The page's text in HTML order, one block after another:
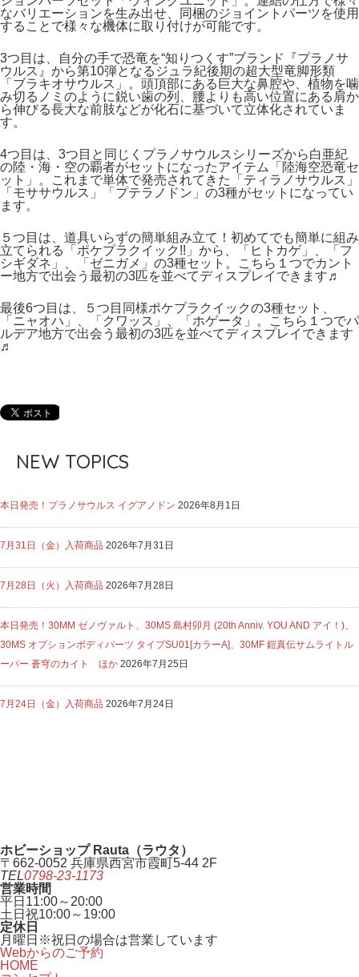
なバリエーションを生み出せ、同梱のジョイントパーツを使用
することで様々な機体に取り付けが可能です。
3つ目は、自分の手で恐竜を“知りつくす”ブランド『プラノサ
ウルス』から第10弾となるジュラ紀後期の超大型竜脚形類
「ブラキオサウルス」。頭頂部にある巨大な鼻腔や、植物を噛
み切るノミのように鋭い歯の列、腰よりも高い位置にある肩か
ら伸びる長大な前肢などが化石に基づいて立体化されていま
す。
4つ目は、3つ目と同じくプラノサウルスシリーズから白亜紀
の陸・海・空の覇者がセットになったアイテム「陸海空恐竜セ
ット」。これまで単体で発売されてきた「ティラノサウルス」
「モササウルス」「プテラノドン」の3種がセットになってい
ます。
５つ目は、道具いらずの簡単組み立て！初めてでも簡単に組み
立てられる「ポケプラクイック!!」から、「ヒトカゲ」、「フ
シギダネ」、「ゼニガメ」の3種セット。こちら１つでカント
ー地方で出会う最初の3匹を並べてディスプレイできます♬
最後6つ目は、５つ目同様ポケプラクイックの3種セット、
「ニャオハ」、「クワッス」、「ホゲータ」。こちら１つでパ
ルデア地方で出会う最初の3匹を並べてディスプレイできます
♬
NEW TOPICS
本日発売！プラノサウルス イグアノドン 2026年8月1日
7月31日（金）入荷商品 2026年7月31日
7月28日（火）入荷商品 2026年7月28日
本日発売！30MM ゼノヴァルト、30MS 島村卯月 (20th Anniv. YOU AND アイ！)、
30MS オプションボディパーツ タイプSU01[カラーA]、30MF 鎧真伝サムライトル
ーパー 蒼穹のカイト ほか 2026年7月25日
7月24日（金）入荷商品 2026年7月24日
ホビーショップ Rauta（ラウタ）
〒662-0052 兵庫県西宮市霞町5-44 2F
TEL0798-23-1173
営業時間
平日 11:00～20:00
土日祝10:00～19:00
定休日
月曜日 ※祝日の場合は営業しています
Webからのご予約
HOME